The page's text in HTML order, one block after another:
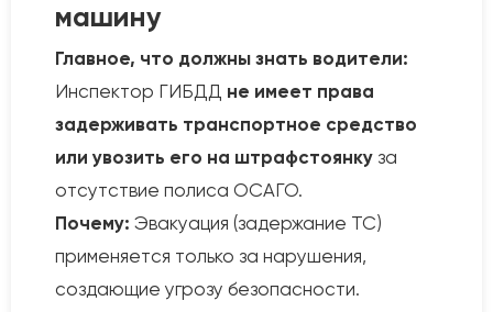
машину
Главное, что должны знать водители:
Инспектор ГИБДД не имеет права
задерживать транспортное средство
или увозить его на штрафстоянку за
отсутствие полиса ОСАГО.
Почему: Эвакуация (задержание ТС)
применяется только за нарушения,
создающие угрозу безопасности.